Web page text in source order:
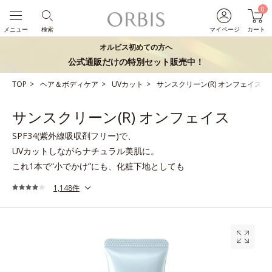
マイページ
0
カート
検索
メニュー
オルビス初めての方へ
公式通販だけの特別セット販売中！
TOP ヘア＆ボディケア UVカット サンスクリーン(R) オンフェイス
サンスクリーン(R) オンフェイス
SPF34(紫外線吸収剤フリー)で、
UVカットしながらナチュラル美肌に。
これ1本で“小でかけ”にも、化粧下地としても
1,148件